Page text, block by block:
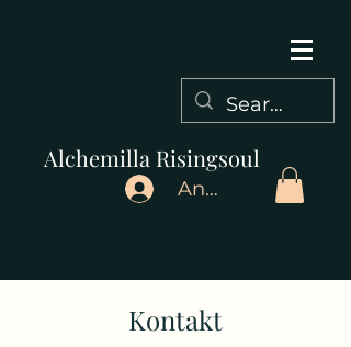
Alchemilla Risingsoul
Anmelden
Kontakt